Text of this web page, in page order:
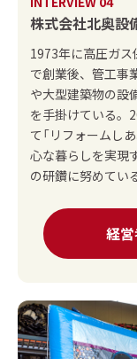
株式会社北奥設
1973年に高圧ガ
で創業後、管工事
や大型建築物の設
を手掛けている。
て「リフォームし
心な暮らしを実現
の研鑽に努めてい
経